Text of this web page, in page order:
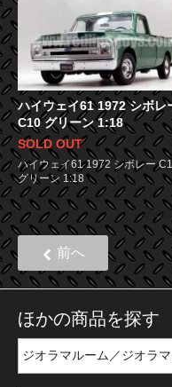
ハイウェイ61 1972 シボレ
C10 グリーン 1:18
SOLD OUT
ハイウェイ61 1972 シボレー
グリーン 1:18
32
前へ
ほかの商品を探す